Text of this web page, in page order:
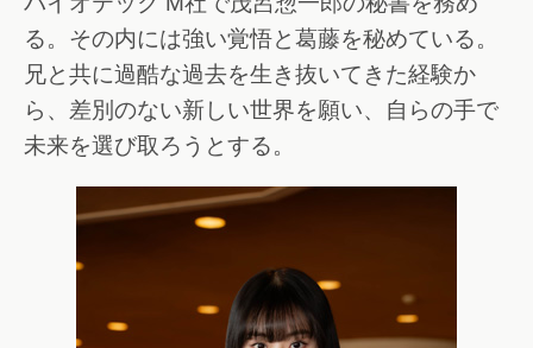
る。その内には強い覚悟と葛藤を秘めている。
兄と共に過酷な過去を生き抜いてきた経験か
ら、差別のない新しい世界を願い、自らの手で
未来を選び取ろうとする。